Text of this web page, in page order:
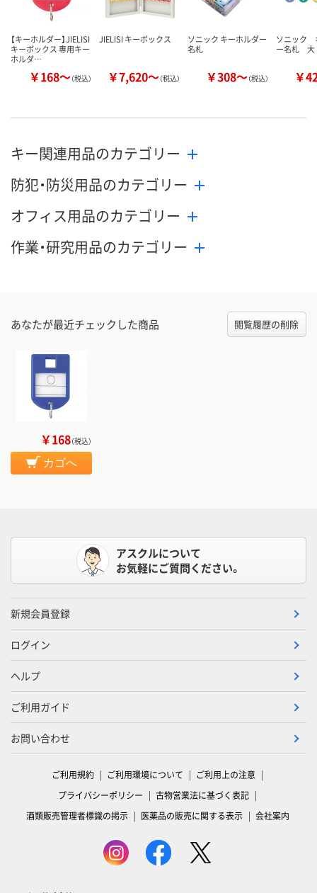
【キーホルダー】JIELISI
キーボックス 専用キー
ホルダ…
￥168～（税込）
JIELISI キーボックス
￥7,620～（税込）
ソニック キーホルダー
名札
￥308～（税込）
ソニック
ー名札 大
￥
キー関連用品のカテゴリー
防犯・防災用品のカテゴリー
オフィス用品のカテゴリー
作業・研究用品のカテゴリー
あなたが最近チェックした商品 閲覧履歴の削除
￥168（税込）
カゴへ
アスクルについて
お気軽にご質問ください。
新規会員登録
ログイン
ヘルプ
ご利用ガイド
お問い合わせ
ご利用規約 ご利用環境について
ご利用上の注意
プライバシーポリシー
古物営業法に基づく表記
酒類販売管理者標識の掲示
医薬品の販売に関する表示 会社案内